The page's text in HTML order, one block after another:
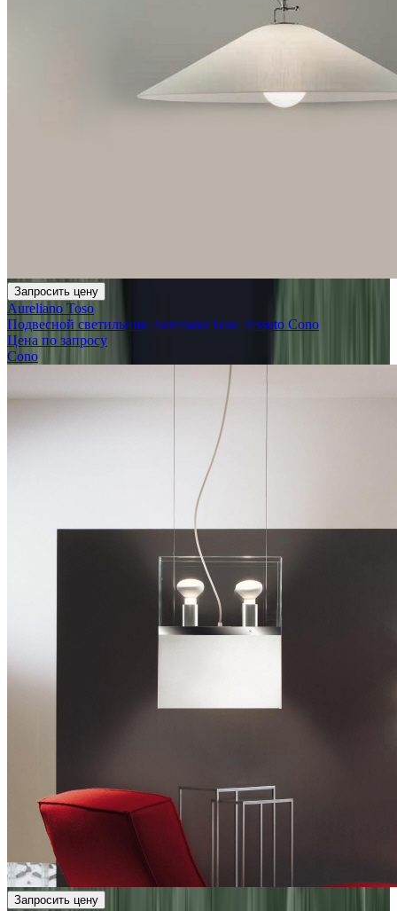
Запросить цену
Aureliano Toso
Подвесной светильник Aureliano Toso Tessuto Cono
Цена по запросу
Cono
Запросить цену